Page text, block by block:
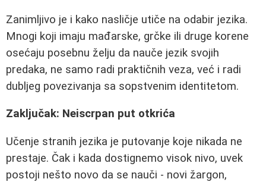
Zanimljivo je i kako nasličje utiče na odabir jezika.
Mnogi koji imaju mađarske, grčke ili druge korene
osećaju posebnu želju da nauče jezik svojih
predaka, ne samo radi praktičnih veza, već i radi
dubljeg povezivanja sa sopstvenim identitetom.
Zaključak: Neiscrpan put otkrića
Učenje stranih jezika je putovanje koje nikada ne
prestaje. Čak i kada dostignemo visok nivo, uvek
postoji nešto novo da se nauči - novi žargon,